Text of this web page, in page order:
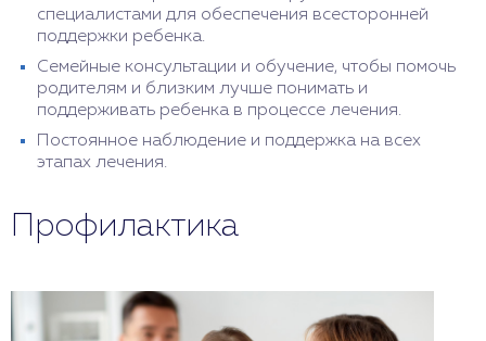
специалистами для обеспечения всесторонней
поддержки ребенка.
Семейные консультации и обучение, чтобы помочь
родителям и близким лучше понимать и
поддерживать ребенка в процессе лечения.
Постоянное наблюдение и поддержка на всех
этапах лечения.
Профилактика